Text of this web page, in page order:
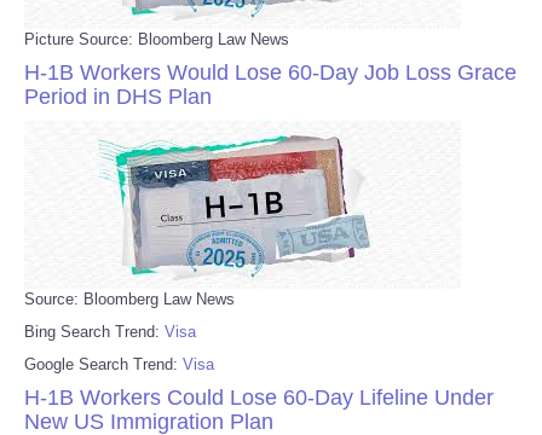
Picture Source: Bloomberg Law News
H-1B Workers Would Lose 60-Day Job Loss Grace
Period in DHS Plan
Source: Bloomberg Law News
Bing Search Trend: Visa
Google Search Trend: Visa
H-1B Workers Could Lose 60-Day Lifeline Under
New US Immigration Plan